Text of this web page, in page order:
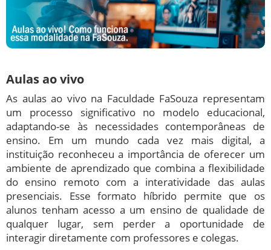
Aulas ao vivo
As aulas ao vivo na Faculdade FaSouza representam
um processo significativo no modelo educacional,
adaptando-se às necessidades contemporâneas de
ensino. Em um mundo cada vez mais digital, a
instituição reconheceu a importância de oferecer um
ambiente de aprendizado que combina a flexibilidade
do ensino remoto com a interatividade das aulas
presenciais. Esse formato híbrido permite que os
alunos tenham acesso a um ensino de qualidade de
qualquer lugar, sem perder a oportunidade de
interagir diretamente com professores e colegas.